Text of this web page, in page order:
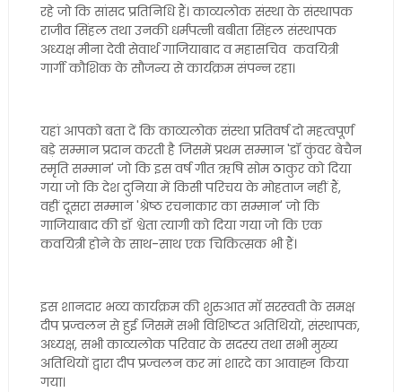
रहे जो कि सांसद प्रतिनिधि हैं। काव्यलोक संस्था के संस्थापक
राजीव सिंहल तथा उनकी धर्मपत्नी बबीता सिंहल संस्थापक
अध्यक्ष मीना देवी सेवार्थ गाजियाबाद व महासचिव कवयित्री
गार्गी कौशिक के सौजन्य से कार्यक्रम संपन्न रहा।
यहां आपको बता दें कि काव्यलोक संस्था प्रतिवर्ष दो महत्वपूर्ण
बड़े सम्मान प्रदान करती है जिसमें प्रथम सम्मान 'डॉ कुंवर बेचैन
स्मृति सम्मान' जो कि इस वर्ष गीत ऋषि सोम ठाकुर को दिया
गया जो कि देश दुनिया में किसी परिचय के मोहताज नहीं हैं,
वहीं दूसरा सम्मान 'श्रेष्ठ रचनाकार का सम्मान' जो कि
गाजियाबाद की डॉ श्वेता त्यागी को दिया गया जो कि एक
कवयित्री होने के साथ-साथ एक चिकित्सक भी हैं।
इस शानदार भव्य कार्यक्रम की शुरुआत माॅ सरस्वती के समक्ष
दीप प्रज्वलन से हुई जिसमें सभी विशिष्टत अतिथियों, संस्थापक,
अध्यक्ष, सभी काव्यलोक परिवार के सदस्य तथा सभी मुख्य
अतिथियों द्वारा दीप प्रज्वलन कर मां शारदे का आवाह्न किया
गया।